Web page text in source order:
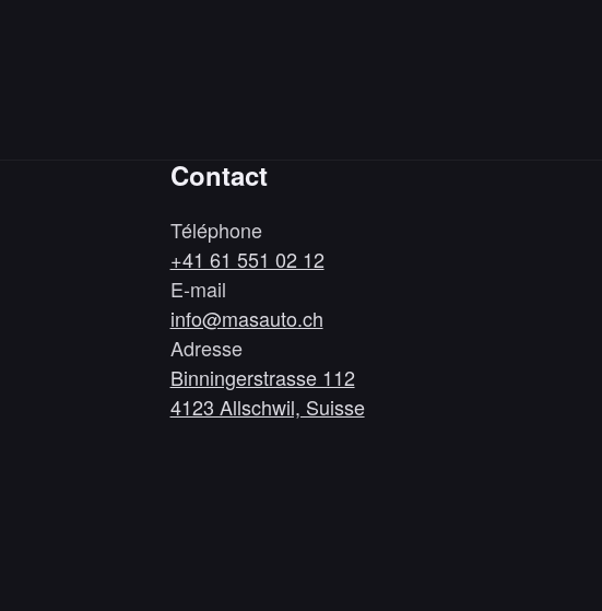
Contact
Téléphone
+41 61 551 02 12
E-mail
info@masauto.ch
Adresse
Binningerstrasse 112
4123 Allschwil, Suisse